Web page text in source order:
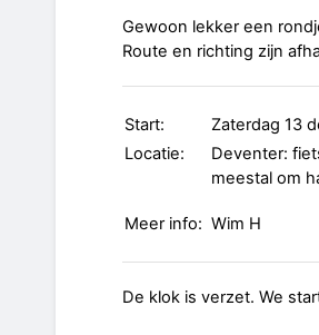
Gewoon lekker een
Route en richting zijn
Start:
Zaterdag 13
Locatie:
Deventer:
meestal om
Meer info: Wim H
De klok is verzet. We